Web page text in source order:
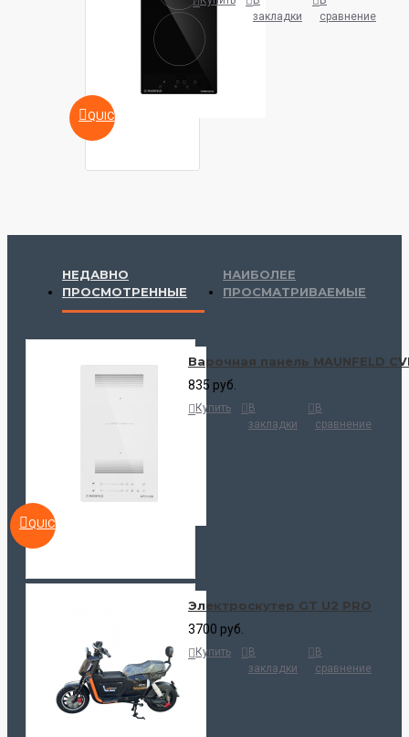
QUICKVIEW
закладки
сравнение
НЕДАВНО
ПРОСМОТРЕННЫЕ
НАИБОЛЕЕ
ПРОСМАТРИВАЕМЫЕ
QUICKVIEW
Варочная панель MAUNFELD
835 руб.
Купить
В
закладки
В
сравнение
Электроскутер GT U2 PRO
3700 руб.
Купить
В
закладки
В
сравнение